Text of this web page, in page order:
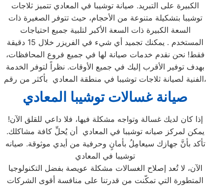
الكبيرة على التبريد. صيانة توشيبا في المعادي تتميز ثلاجات
توشيبا بتشكيلة متنوعة من الأحجام، حيث تتوفر الصغيرة ذات
السعة الكبيرة ذات السعة الأكبر لتلبية جميع احتياجات
المستخدم . يمكنك تجميد أي شيء في الفريزر خلال 15 دقيقة
فقط! نحن نقدم خدمات صيانة لها في جميع فروع المحافظات،
بهدف توفير الأقرب إليك في جميع الأوقات. نظراً لتوفر الخدمة
الفنية لصيانة ثلاجات توشيبا في منطقة المعادي بأكثر من رقم،
صيانة غسالات توشيبا المعادي
إذا كان لديك غسالة وتواجه مشكلة فيها، فلا داعي للقلق الآن!
يمكن لمركز صيانه توشيبا في المعادي أن يُحلِّ كافة مشاكلك.
تأكد بأنَّ جهازك سيعامِلُ بأمانٍ وحرفية من أيدي موثوقة. صيانه
توشيبا في المعادي
الآن، لا تُعد إصلاح الغسالات مشكلة عويصة بفضل التكنولوجيا
المتطورة التي تمكّنت من قدرتنا على منافسة أقوى الشركات